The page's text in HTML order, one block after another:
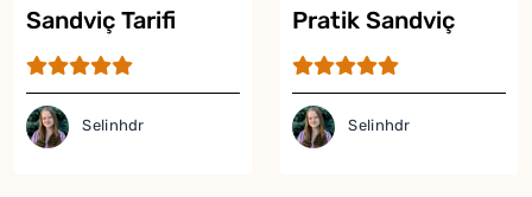
Sandviç Tarifi
Selinhdr
Pratik Sandviç
Simit Tarifi
Selinhdr